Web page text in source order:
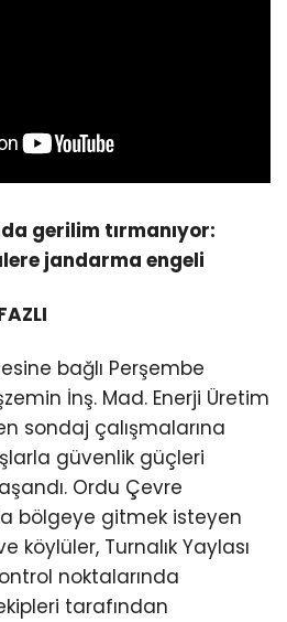
gerilim tırmanıyor:
jandarma engeli
bağlı Perşembe
İnş. Mad. Enerji Üretim
sondaj çalışmalarına
güvenlik güçleri
Ordu Çevre
bölgeye gitmek isteyen
köylüler, Turnalık Yaylası
noktalarında
tarafından